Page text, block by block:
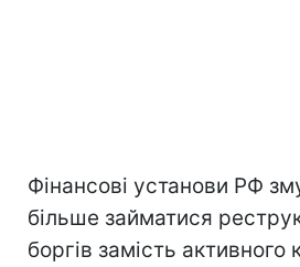
Фінансові установи РФ
більше займатися
боргів замість активного